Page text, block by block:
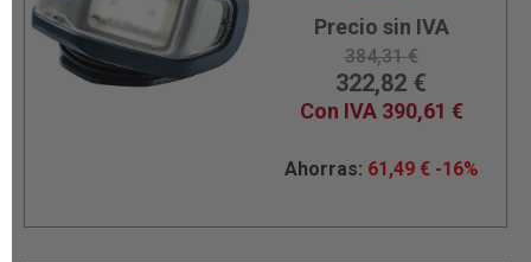
Precio sin IVA
384,31€
322,82 €
Con IVA 390,61 €
Ahorras: 61,49 € -16%